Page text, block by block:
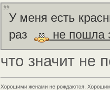
У меня есть
раз
не пошла
что значит не
Хорошими женами не рождаются.